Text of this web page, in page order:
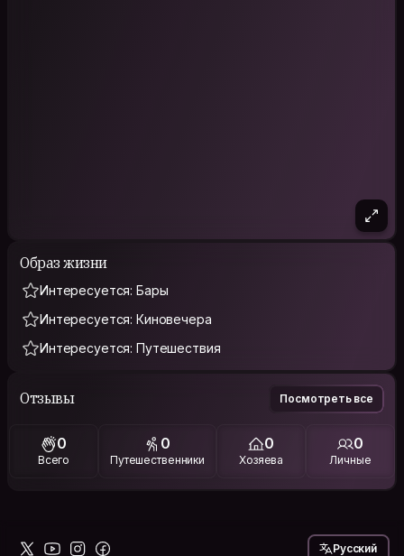
Образ жизни
Интересуется: Бары
Интересуется: Киновечера
Интересуется: Путешествия
Отзывы Посмотреть все
0
Всего
0
Путешественники
0
Хозяева
0
Личные
Русский